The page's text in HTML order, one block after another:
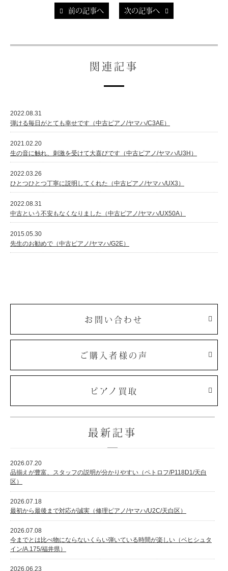
前の記事へ 次の記事へ
関連記事
2022.08.31
弾ける毎日がとても幸せです（中古ピアノ/ヤマハ/C3AE）
2021.02.20
生の音に触れ、刺激を受けて大喜びです（中古ピアノ/ヤマハ/U3H）
2022.03.26
ひとつひとつ丁寧に説明してくれた（中古ピアノ/ヤマハ/UX3）
2022.08.31
中古という不安もなくなりました（中古ピアノ/ヤマハ/UX50A）
2015.05.30
先生のお勧めで（中古ピアノ/ヤマハ/G2E）
お問い合わせ
ご購入者様の声
ピアノ買取
最新記事
2026.07.20
品揃えが豊富、スタッフの説明が分かりやすい（ペトロフ/P118D1/天白
区）
2026.07.18
最初から最後まで対応が誠実（修理ピアノ/ヤマハ/U2C/天白区）
2026.07.08
今までとは比べ物にならないくらい弾いている時間が楽しい（ベヒシュタ
イン/A.175/福井県）
2026.06.23